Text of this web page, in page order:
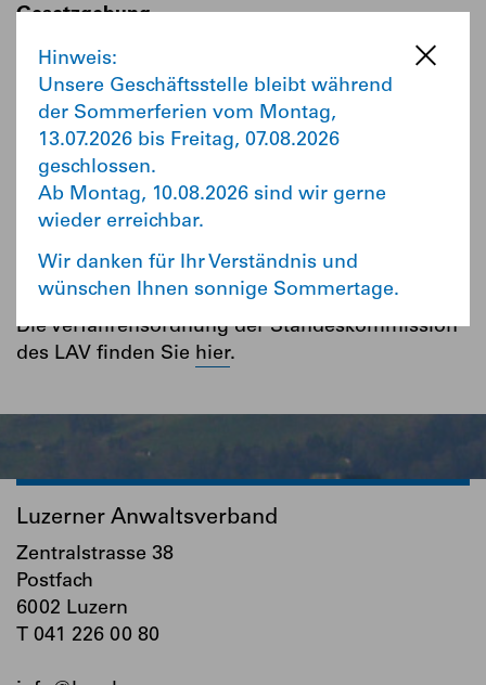
Hinweis:
Unsere Geschäftsstelle bleibt während
der Sommerferien vom Montag,
13.07.2026 bis Freitag, 07.08.2026
geschlossen.
Ab Montag, 10.08.2026 sind wir gerne
wieder erreichbar.
Wir danken für Ihr Verständnis und
wünschen Ihnen sonnige Sommertage.
Gesetzgebung
Der LAV beteiligt sich an laufenden
Gesetzgebungsverfahren durch die Abgabe von
Stellungnahmen und Vernehmlassungen.
Weiterbildung
Der LAV fördert das fachliche Können seiner
Mitglieder, indem er Vorträge und
Die Statuten des LAV finden Siehier.
Die Verfahrensordnung der Standeskommission
des LAV finden Sie hier.
Luzerner Anwaltsverband
Zentralstrasse 38
Postfach
6002 Luzern
T 041 226 00 80